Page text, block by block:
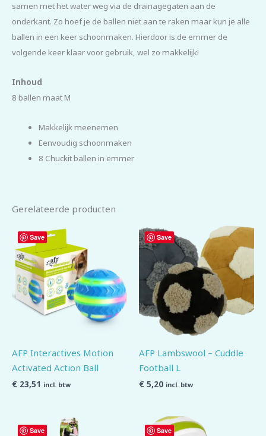
samen met het water weg via de drainagegaten aan de
onderkant. Zo hoef je de ballen niet aan te raken maar kun je alle
ballen in een keer schoonmaken. Hierdoor is de emmer de
volgende keer klaar voor gebruik, wel zo makkelijk!
Inhoud
8 ballen maat M
Makkelijk meenemen
Eenvoudig schoonmaken
8 Chuckit ballen in emmer
Gerelateerde producten
Save
AFP Interactives Motion
Activated Action Ball
€ 23,51 incl. btw
Save
AFP Lambswool – Cuddle
Football L
€ 5,20 incl. btw
Save Save